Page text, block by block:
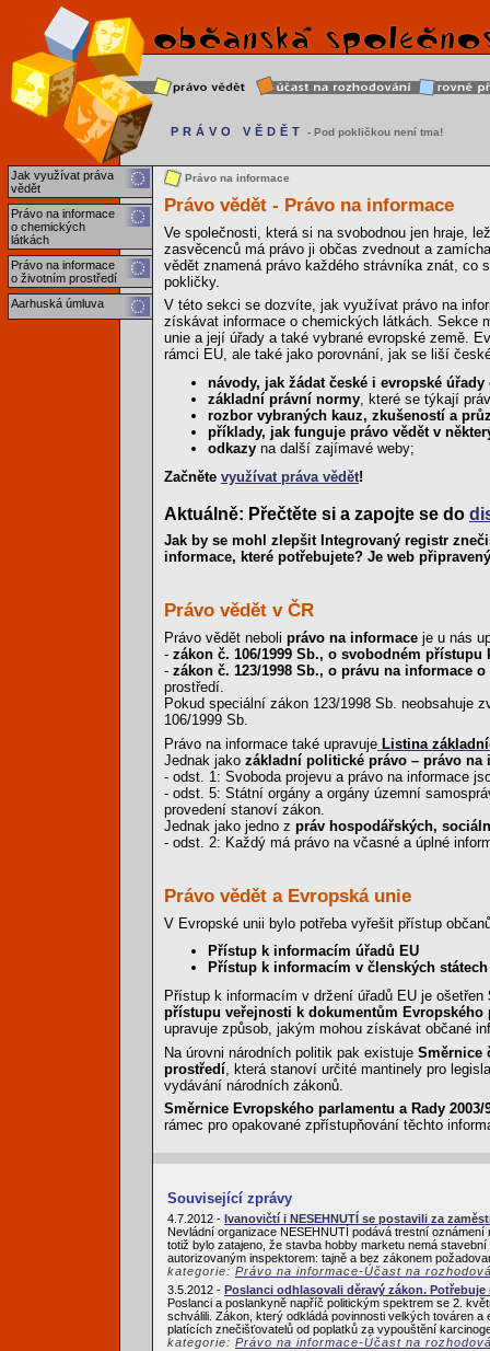
Jak využívat práva
vědět
Právo na informace
o chemických
látkách
Právo na informace
o životním prostředí
Aarhuská úmluva
PRÁVO VĚDĚT - Pod pokličkou není tma!
Právo na informace
Právo vědět - Právo na informace
Ve společnosti, která si na svobodnou jen hraje,
zasvěcenců má právo ji občas zvednout a
vědět znamená právo každého strávníka znát, co
pokličky.
V této sekci se dozvíte, jak využívat právo na
získávat informace o chemických látkách. Sekce
unie a její úřady a také vybrané evropské země.
rámci EU, ale také jako porovnání, jak se liší
návody, jak žádat české i evropské
základní právní normy , které se týkají
rozbor vybraných kauz, zkušeností a
příklady, jak funguje právo vědět v
odkazy na další zajímavé weby;
Začněte využívat práva vědět!
Aktuálně: Přečtěte si a zapojte se do
Jak by se mohl zlepšit Integrovaný registr
informace, které potřebujete? Je web
Právo vědět v ČR
Právo vědět neboli právo na informace je u nás
- zákon č. 106/1999 Sb., o svobodném přístupu
- zákon č. 123/1998 Sb., o právu na informace
prostředí.
Pokud speciální zákon 123/1998 Sb. neobsahuje
106/1999 Sb.
Právo na informace také upravuje Listina
Jednak jako základní politické právo – právo na
- odst. 1: Svoboda projevu a právo na informace
- odst. 5: Státní orgány a orgány územní
provedení stanoví zákon.
Jednak jako jedno z práv hospodářských,
- odst. 2: Každý má právo na včasné a úplné
Právo vědět a Evropská unie
V Evropské unii bylo potřeba vyřešit přístup
Přístup k informacím úřadů EU
Přístup k informacím v členských státech
Přístup k informacím v držení úřadů EU je ošetřen
přístupu veřejnosti k dokumentům
upravuje způsob, jakým mohou získávat občané
Na úrovni národních politik pak existuje Směrnice
prostředí , která stanoví určité mantinely pro
vydávání národních zákonů.
Směrnice Evropského parlamentu a Rady
rámec pro opakované zpřístupňování těchto
Související zprávy
4.7.2012 - Ivanovičtí i NESEHNUTÍ se postavili za
Nevládní organizace NESEHNUTÍ podává trestní
totiž bylo zatajeno, že stavba hobby marketu nemá
autorizovaným inspektorem: tajně a bez zákonem
kategorie: Právo na informace-Účast na
3.5.2012 - Poslanci odhlasovali děravý zákon. Potřebuje
Poslanci a poslankyně napříč politickým spektrem se 2.
schválili. Zákon, který odkládá povinnosti velkých továren
platících znečišťovatelů od poplatků za vypouštění
kategorie: Právo na informace-Účast na